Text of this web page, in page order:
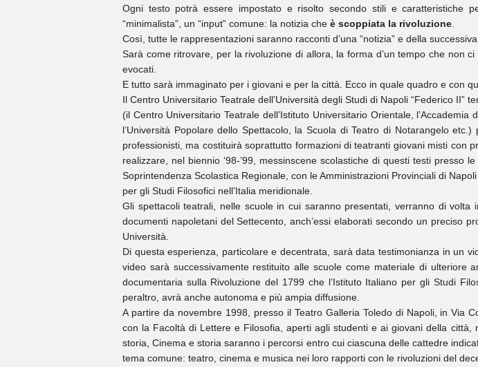
Ogni testo potrà essere impostato e risolto secondo stili e caratteristiche
“minimalista”, un “input” comune: la notizia che è scoppiata la rivoluzione.
Così, tutte le rappresentazioni saranno racconti d’una “notizia” e della
Sarà come ritrovare, per la rivoluzione di allora, la forma d’un tempo che non
evocati.
E tutto sarà immaginato per i giovani e per la città. Ecco in quale quadro e con
Il Centro Universitario Teatrale dell’Università degli Studi di Napoli “Federico
(il Centro Universitario Teatrale dell’Istituto Universitario Orientale,
l’Università Popolare dello Spettacolo, la Scuola di Teatro di Notarangelo
professionisti, ma costituirà soprattutto formazioni di teatranti giovani misti con
realizzare, nel biennio ‘98-’99, messinscene scolastiche di questi testi
Soprintendenza Scolastica Regionale, con le Amministrazioni Provinciali di
per gli Studi Filosofici nell’Italia meridionale.
Gli spettacoli teatrali, nelle scuole in cui saranno presentati, verranno di
documenti napoletani del Settecento, anch’essi elaborati secondo un preciso
Università.
Di questa esperienza, particolare e decentrata, sarà data testimonianza in un
video sarà successivamente restituito alle scuole come materiale di ulteriore
documentaria sulla Rivoluzione del 1799 che l’Istituto Italiano per gli Studi
peraltro, avrà anche autonoma e più ampia diffusione.
A partire da novembre 1998, presso il Teatro Galleria Toledo di Napoli, in Via
con la Facoltà di Lettere e Filosofia, aperti agli studenti e ai giovani della
storia, Cinema e storia saranno i percorsi entro cui ciascuna delle cattedre
tema comune: teatro, cinema e musica nei loro rapporti con le rivoluzioni del